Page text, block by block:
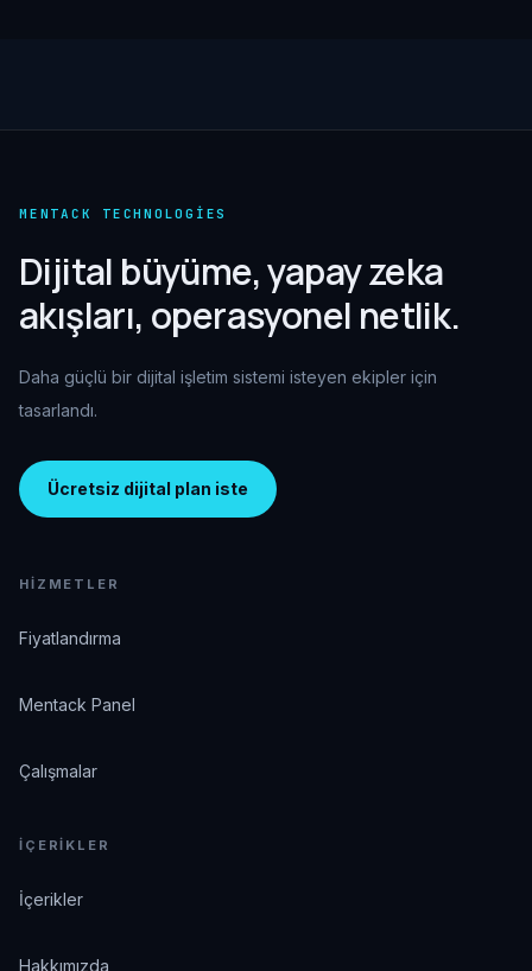
MENTACK TECHNOLOGIES
Dijital büyüme, yapay zeka
akışları, operasyonel netlik.
Daha güçlü bir dijital işletim sistemi isteyen ekipler için
tasarlandı.
Ücretsiz dijital plan iste
HIZMETLER
Fiyatlandırma
Mentack Panel
Çalışmalar
İÇERIKLER
İçerikler
Hakkımızda